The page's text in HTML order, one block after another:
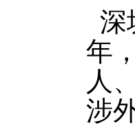
深
年
人
涉